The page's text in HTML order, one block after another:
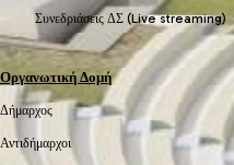
Συνεδριάσεις ΔΣ (Live streaming)
Οργανωτική Δομή
Δήμαρχος
Αντιδήμαρχοι